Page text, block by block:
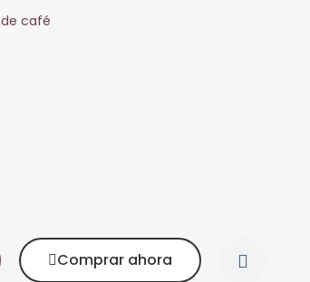
café
Comprar ahora